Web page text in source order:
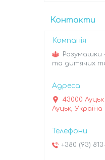
Контакти
Розумашки
та дитячих
43000 Луцьк
Луцьк, Україна
+380 (93)